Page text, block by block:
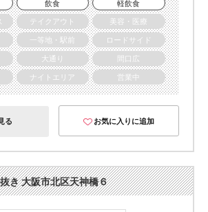
飲食
軽飲食
テイクアウト
美容・医療
一等地・駅前
ロードサイド
大通り
間口広
ナイトエリア 営業中
る お気に入りに追加
き 大阪市北区天神橋６